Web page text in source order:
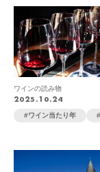
ワインの読み物
2025.10.24
ワイン当たり年